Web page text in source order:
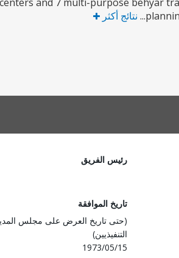
نتائج أكثر
رئيس الفريق
تاريخ الموافقة
(حتى تاريخ العرض على مجلس
التنفيذيين)
1973/05/15